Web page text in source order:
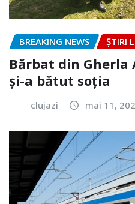
BREAKING NEWS ȘTIRI
Bărbat din Gherla
și-a bătut soția
clujazi mai 11,